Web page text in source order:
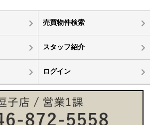
売買物件検索
スタッフ紹介
ログイン